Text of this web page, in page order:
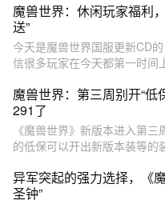
魔兽世界：休闲玩家福利
送”
今天是魔兽世界国服更新CD
信很多玩家在今天都第一时间
魔兽世界：第三周别开“低
291了
《魔兽世界》新版本进入第
的低保可以开出新版本装等的
异军突起的强力选择，《
圣钟”